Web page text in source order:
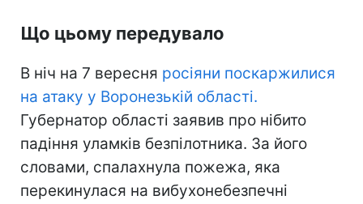
Що цьому передувало
В ніч на 7 вересня росіяни поскаржилися
на атаку у Воронезькій області.
Губернатор області заявив про нібито
падіння уламків безпілотника. За його
словами, спалахнула пожежа, яка
перекинулася на вибухонебезпечні